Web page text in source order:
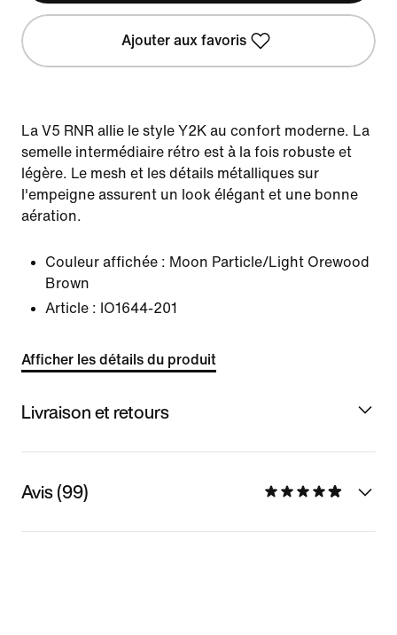
Ajouter aux favoris
La V5 RNR allie le style Y2K au confort moderne. La
semelle intermédiaire rétro est à la fois robuste et
légère. Le mesh et les détails métalliques sur
l'empeigne assurent un look élégant et une bonne
aération.
Couleur affichée : Moon Particle/Light Orewood
Brown
Article : IO1644-201
Afficher les détails du produit
Livraison et retours
Avis (99)